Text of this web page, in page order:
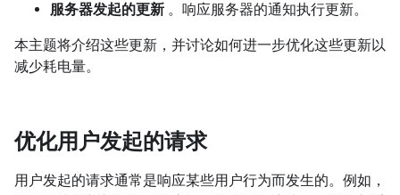
服务器发起的更新 。响应服务器的通知执行更新。
本主题将介绍这些更新，并讨论如何进一步优化这些更新以
减少耗电量。
优化用户发起的请求
用户发起的请求通常是响应某些用户行为而发生的。例如，